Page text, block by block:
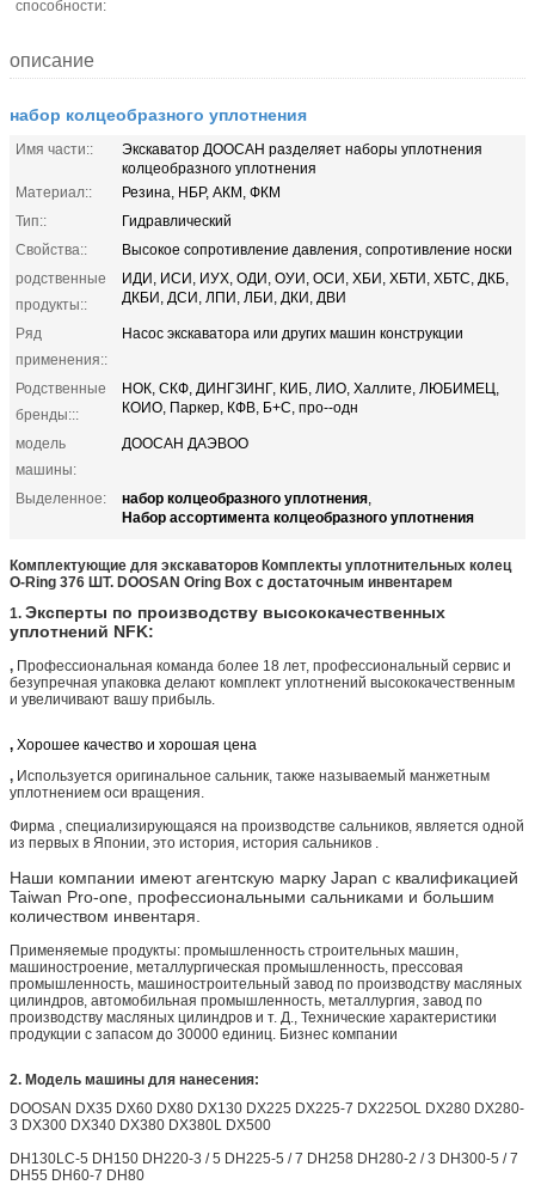
способности:
описание
набор колцеобразного уплотнения
Имя части::
Экскаватор ДООСАН разделяет наборы уплотнения
колцеобразного уплотнения
Материал::
Резина, НБР, АКМ, ФКМ
Тип::
Гидравлический
Свойства::
Высокое сопротивление давления, сопротивление носки
родственные
продукты::
ИДИ, ИСИ, ИУХ, ОДИ, ОУИ, ОСИ, ХБИ, ХБТИ, ХБТС, ДКБ,
ДКБИ, ДСИ, ЛПИ, ЛБИ, ДКИ, ДВИ
Ряд
применения::
Насос экскаватора или других машин конструкции
Родственные
бренды:::
НОК, СКФ, ДИНГЗИНГ, КИБ, ЛИО, Халлите, ЛЮБИМЕЦ,
КОИО, Паркер, КФВ, Б+С, про--одн
модель
машины:
ДООСАН ДАЭВОО
Выделенное: набор колцеобразного уплотнения,
Набор ассортимента колцеобразного уплотнения
Комплектующие для экскаваторов Комплекты уплотнительных колец
O-Ring 376 ШТ. DOOSAN Oring Box с достаточным инвентарем
1. Эксперты по производству высококачественных
уплотнений NFK:
, Профессиональная команда более 18 лет, профессиональный сервис и
безупречная упаковка делают комплект уплотнений высококачественным
и увеличивают вашу прибыль.
, Хорошее качество и хорошая цена
, Используется оригинальное сальник, также называемый манжетным
уплотнением оси вращения.
Фирма , специализирующаяся на производстве сальников, является одной
из первых в Японии, это история, история сальников .
Наши компании имеют агентскую марку Japan с квалификацией
Taiwan Pro-one, профессиональными сальниками и большим
количеством инвентаря.
Применяемые продукты: промышленность строительных машин,
машиностроение, металлургическая промышленность, прессовая
промышленность, машиностроительный завод по производству масляных
цилиндров, автомобильная промышленность, металлургия, завод по
производству масляных цилиндров и т. Д., Технические характеристики
продукции с запасом до 30000 единиц. Бизнес компании
2. Модель машины для нанесения:
DOOSAN DX35 DX60 DX80 DX130 DX225 DX225-7 DX225OL DX280 DX280-
3 DX300 DX340 DX380 DX380L DX500
DH130LC-5 DH150 DH220-3 / 5 DH225-5 / 7 DH258 DH280-2 / 3 DH300-5 / 7
DH55 DH60-7 DH80